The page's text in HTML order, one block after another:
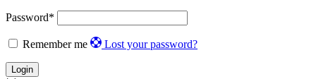
Password*
Remember me Lost your password?
Login